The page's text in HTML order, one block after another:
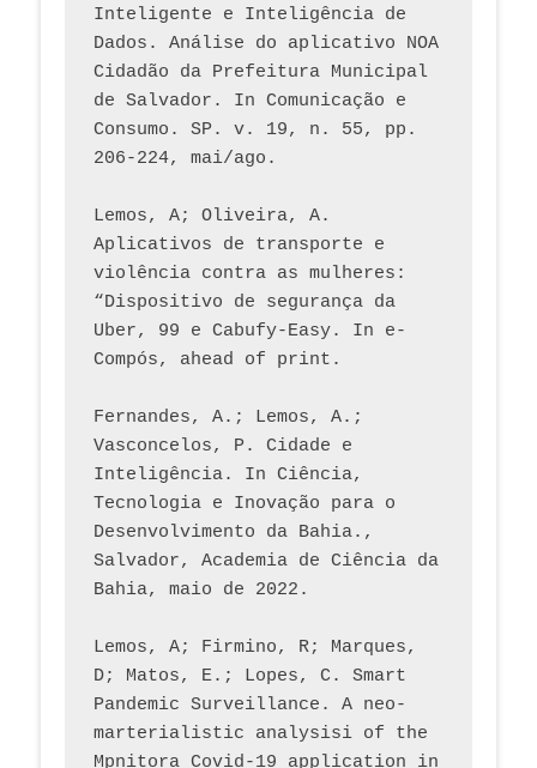
Inteligente e Inteligência de
Dados. Análise do aplicativo NOA
Cidadão da Prefeitura Municipal
de Salvador. In Comunicação e
Consumo. SP. v. 19, n. 55, pp.
206-224, mai/ago.
Lemos, A; Oliveira, A.
Aplicativos de transporte e
violência contra as mulheres:
“Dispositivo de segurança da
Uber, 99 e Cabufy-Easy. In e-
Compós, ahead of print.
Fernandes, A.; Lemos, A.;
Vasconcelos, P. Cidade e
Inteligência. In Ciência,
Tecnologia e Inovação para o
Desenvolvimento da Bahia.,
Salvador, Academia de Ciência da
Bahia, maio de 2022.
Lemos, A; Firmino, R; Marques,
D; Matos, E.; Lopes, C. Smart
Pandemic Surveillance. A neo-
marterialistic analysisi of the
Mpnitora Covid-19 application in